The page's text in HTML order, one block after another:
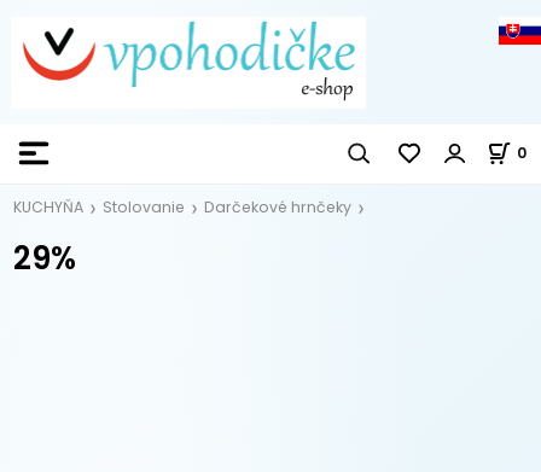
0
KUCHYŇA Stolovanie Darčekové hrnčeky
29%